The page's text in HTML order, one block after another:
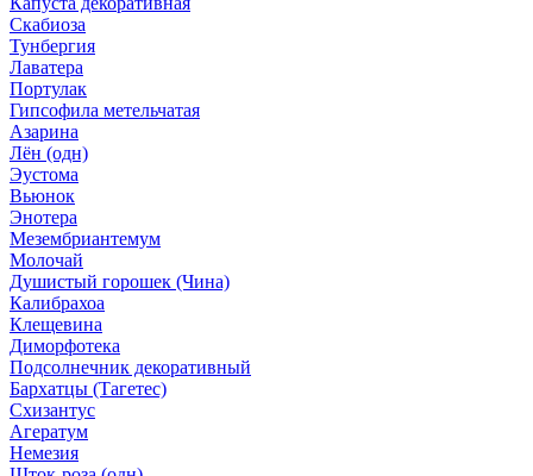
Скабиоза
Тунбергия
Лаватера
Портулак
Гипсофила метельчатая
Азарина
Лён (одн)
Эустома
Вьюнок
Энотера
Мезембриантемум
Молочай
Душистый горошек (Чина)
Калибрахоа
Клещевина
Диморфотека
Подсолнечник декоративный
Бархатцы (Тагетес)
Схизантус
Агератум
Немезия